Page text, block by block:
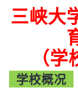
三峡大
（
学校概况